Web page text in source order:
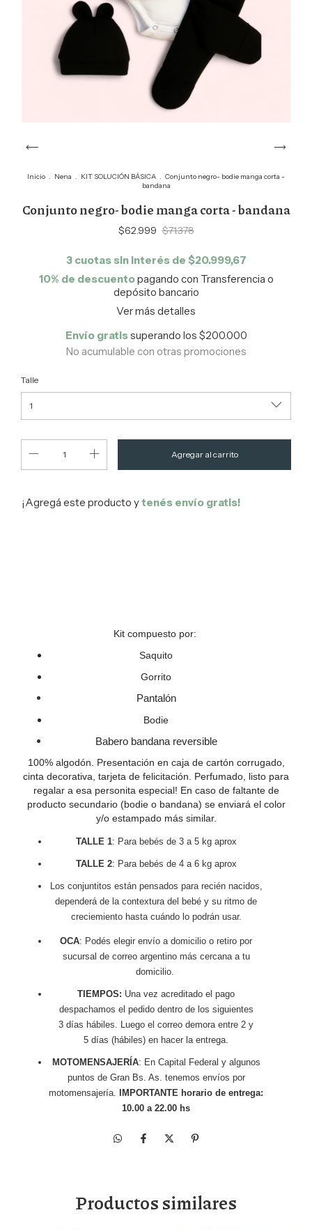
Inicio Nena KIT SOLUCIÓN BÁSICA
Conjunto negro- bodie manga corta -
bandana
Conjunto negro- bodie manga corta - bandana
$62.999 $71.378
3 cuotas sin interés de $20.999,67
10% de descuentopagando con Transferencia o
depósito bancario
Ver más detalles
Envío gratissuperando los $200.000
No acumulable con otras promociones
Talle
¡Agregá este producto ytenés envío gratis!
Kit compuesto por:
Saquito
Gorrito
Pantalón
Bodie
Babero bandana reversible
100% algodón. Presentación en caja de cartón corrugado,
cinta decorativa, tarjeta de felicitación. Perfumado, listo para
regalar a esa personita especial! En caso de faltante de
producto secundario (bodie o bandana) se enviará el color
y/o estampado más similar.
TALLE 1: Para bebés de 3 a 5 kg aprox
TALLE 2: Para bebés de 4 a 6 kg aprox
Los conjuntitos están pensados para recién nacidos,
dependerá de la contextura del bebé y su ritmo de
creciemiento hasta cuándo lo podrán usar.
OCA: Podés elegir envío a domicilio o retiro por
sucursal de correo argentino más cercana a tu
domicilio.
TIEMPOS: Una vez acreditado el pago
despachamos el pedido dentro de los siguientes
3 días hábiles. Luego el correo demora entre 2 y
5 días (hábiles) en hacer la entrega.
MOTOMENSAJERÍA: En Capital Federal y algunos
puntos de Gran Bs. As. tenemos envíos por
motomensajería. IMPORTANTE horario de entrega:
10.00 a 22.00 hs
Productos similares